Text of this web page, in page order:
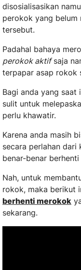
disosialisasikan
perokok yang belum
tersebut.
Padahal bahaya
perokok aktifsaja
terpapar asap rokok
Bagi anda yang
sulit untuk
perlu khawatir.
Karena anda masih
secara perlahan
benar-benar
Nah, untuk
rokok, maka berikut
berhenti merokok
sekarang.